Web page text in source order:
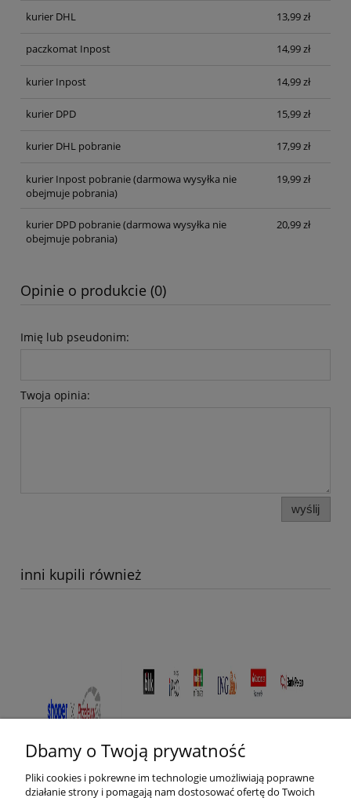
kurier DHL 13,99 zł
paczkomat Inpost 14,99 zł
kurier Inpost 14,99 zł
kurier DPD 15,99 zł
kurier DHL pobranie 17,99 zł
kurier Inpost pobranie(darmowa wysyłka nie
obejmuje pobrania)
19,99 zł
kurier DPD pobranie(darmowa wysyłka nie
obejmuje pobrania)
20,99 zł
Opinie o produkcie (0)
Imię lub pseudonim:
Twoja opinia:
wyślij
inni kupili również
Dbamy o Twoją prywatność
Pliki cookies i pokrewne im technologie umożliwiają poprawne
działanie strony i pomagają nam dostosować ofertę do Twoich